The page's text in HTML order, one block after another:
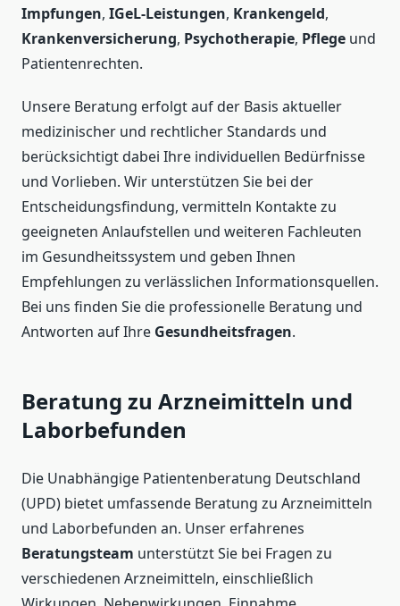
Impfungen, IGeL-Leistungen, Krankengeld,
Krankenversicherung, Psychotherapie, Pflege und
Patientenrechten.
Unsere Beratung erfolgt auf der Basis aktueller
medizinischer und rechtlicher Standards und
berücksichtigt dabei Ihre individuellen Bedürfnisse
und Vorlieben. Wir unterstützen Sie bei der
Entscheidungsfindung, vermitteln Kontakte zu
geeigneten Anlaufstellen und weiteren Fachleuten
im Gesundheitssystem und geben Ihnen
Empfehlungen zu verlässlichen Informationsquellen.
Bei uns finden Sie die professionelle Beratung und
Antworten auf Ihre Gesundheitsfragen.
Beratung zu Arzneimitteln und
Laborbefunden
Die Unabhängige Patientenberatung Deutschland
(UPD) bietet umfassende Beratung zu Arzneimitteln
und Laborbefunden an. Unser erfahrenes
Beratungsteam unterstützt Sie bei Fragen zu
verschiedenen Arzneimitteln, einschließlich